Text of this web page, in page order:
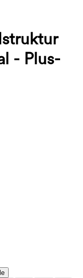
- Plus-